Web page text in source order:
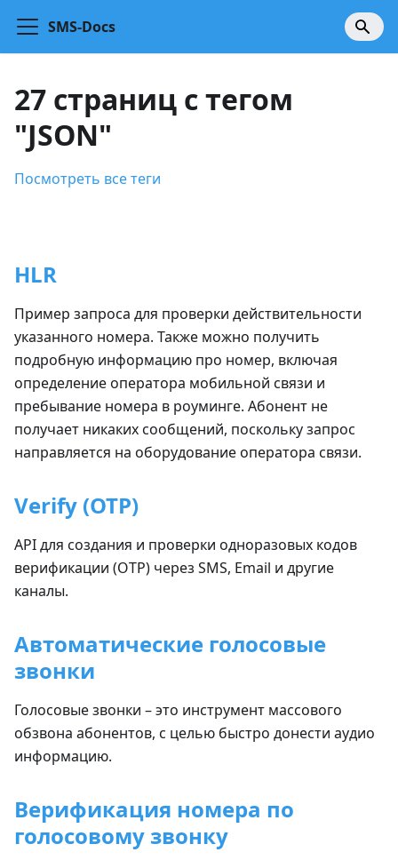
SMS-Docs
27 страниц с тегом
"JSON"
Посмотреть все теги
HLR
Пример запроса для проверки действительности
указанного номера. Также можно получить
подробную информацию про номер, включая
определение оператора мобильной связи и
пребывание номера в роуминге. Абонент не
получает никаких сообщений, поскольку запрос
направляется на оборудование оператора связи.
Verify (OTP)
API для создания и проверки одноразовых кодов
верификации (OTP) через SMS, Email и другие
каналы.
Автоматические голосовые
звонки
Голосовые звонки – это инструмент массового
обзвона абонентов, с целью быстро донести аудио
информацию.
Верификация номера по
голосовому звонку